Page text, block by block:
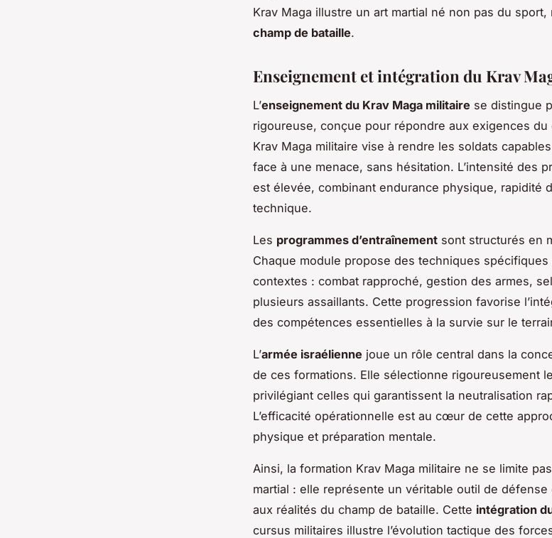
Krav Maga illustre un art martial né non pas du sport,
champ de bataille.
Enseignement et intégration du Krav
L’enseignement du Krav Maga militaire se distingue
rigoureuse, conçue pour répondre aux exigences du
Krav Maga militaire vise à rendre les soldats
face à une menace, sans hésitation. L’intensité des
est élevée, combinant endurance physique, rapidité
technique.
Les programmes d’entraînement sont structurés en
Chaque module propose des techniques
contextes : combat rapproché, gestion des armes,
plusieurs assaillants. Cette progression favorise
des compétences essentielles à la survie sur le
L’armée israélienne joue un rôle central dans la
de ces formations. Elle sélectionne rigoureusement
privilégiant celles qui garantissent la neutralisation
L’efficacité opérationnelle est au cœur de cette
physique et préparation mentale.
Ainsi, la formation Krav Maga militaire ne se limite
martial : elle représente un véritable outil de
aux réalités du champ de bataille. Cette intégration
cursus militaires illustre l’évolution tactique des